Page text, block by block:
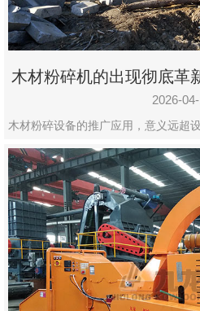
木材粉碎机的出现彻底革
式
2026-
木材粉碎设备的推广应用，意义远超